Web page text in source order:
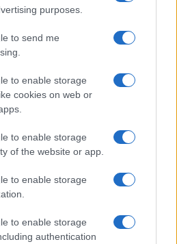
purposes.
to send me
to enable storage
cookies on web or
to enable storage
of the website or app.
to enable storage
to enable storage
authentication